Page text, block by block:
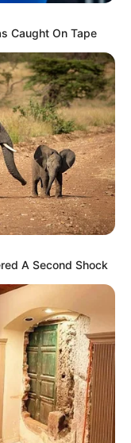
Caught On Tape
A Second Shock